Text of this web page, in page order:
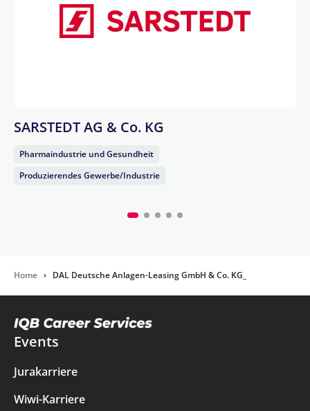
SARSTEDT AG & Co. KG
Pharmaindustrie und Gesundheit
Produzierendes Gewerbe/Industrie
Home › DAL Deutsche Anlagen-Leasing GmbH & Co. KG_
Events
Jurakarriere
Wiwi-Karriere